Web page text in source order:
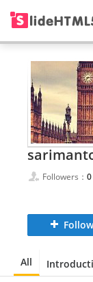
Followers： 0
Follow
All